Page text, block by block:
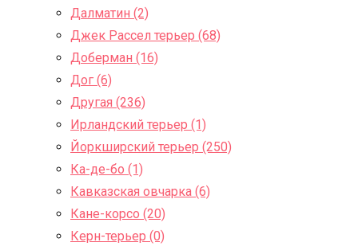
Далматин (2)
Джек Рассел терьер (68)
Доберман (16)
Дог (6)
Другая (236)
Ирландский терьер (1)
Йоркширский терьер (250)
Ка-де-бо (1)
Кавказская овчарка (6)
Кане-корсо (20)
Керн-терьер (0)